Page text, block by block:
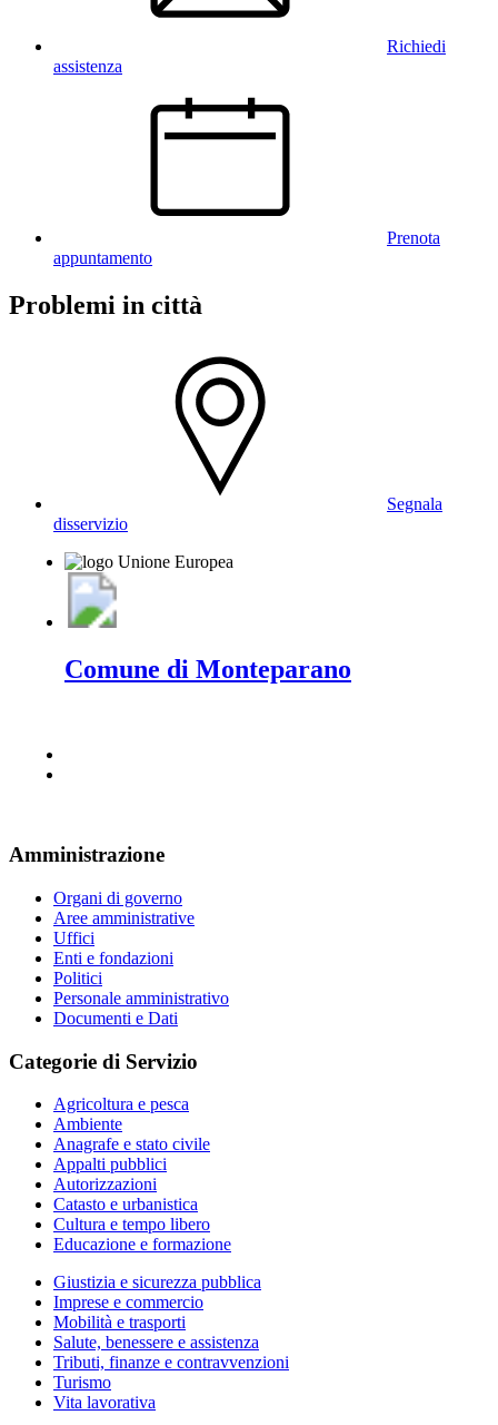
Richiedi
assistenza
Prenota
appuntamento
Problemi in città
Segnala
disservizio
Comune di Monteparano
Amministrazione
Organi di governo
Aree amministrative
Uffici
Enti e fondazioni
Politici
Personale amministrativo
Documenti e Dati
Categorie di Servizio
Agricoltura e pesca
Ambiente
Anagrafe e stato civile
Appalti pubblici
Autorizzazioni
Catasto e urbanistica
Cultura e tempo libero
Educazione e formazione
Giustizia e sicurezza pubblica
Imprese e commercio
Mobilità e trasporti
Salute, benessere e assistenza
Tributi, finanze e contravvenzioni
Turismo
Vita lavorativa